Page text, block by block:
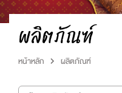
ผลิตภัณฑ์
หน้าหลัก ผลิตภัณฑ์